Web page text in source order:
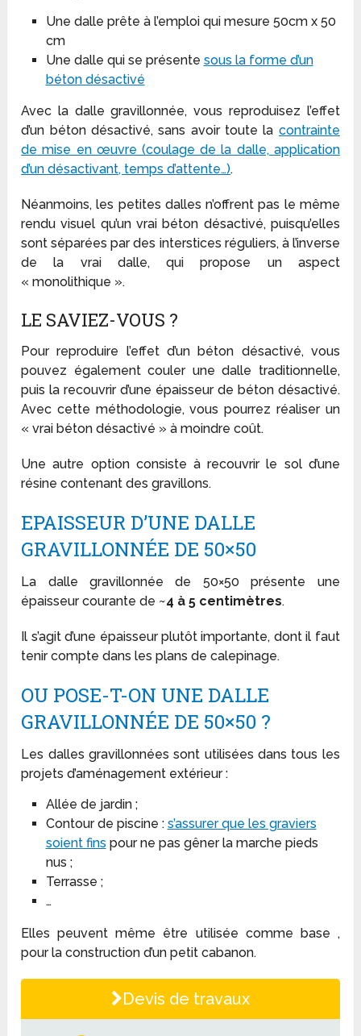
Une dalle prête à l’emploi qui mesure 50cm x 50
cm
Une dalle qui se présente sous la forme d’un
béton désactivé
Avec la dalle gravillonnée, vous reproduisez l’effet
d’un béton désactivé, sans avoir toute la contrainte
de mise en œuvre (coulage de la dalle, application
d’un désactivant, temps d’attente…).
Néanmoins, les petites dalles n’offrent pas le même
rendu visuel qu’un vrai béton désactivé, puisqu’elles
sont séparées par des interstices réguliers, à l’inverse
de la vrai dalle, qui propose un aspect
« monolithique ».
LE SAVIEZ-VOUS ?
Pour reproduire l’effet d’un béton désactivé, vous
pouvez également couler une dalle traditionnelle,
puis la recouvrir d’une épaisseur de béton désactivé.
Avec cette méthodologie, vous pourrez réaliser un
« vrai béton désactivé » à moindre coût.
Une autre option consiste à recouvrir le sol d’une
résine contenant des gravillons.
EPAISSEUR D’UNE DALLE
GRAVILLONNÉE DE 50×50
La dalle gravillonnée de 50×50 présente une
épaisseur courante de ~4 à 5 centimètres.
Il s’agit d’une épaisseur plutôt importante, dont il faut
tenir compte dans les plans de calepinage.
OU POSE-T-ON UNE DALLE
GRAVILLONNÉE DE 50×50 ?
Les dalles gravillonnées sont utilisées dans tous les
projets d’aménagement extérieur :
Allée de jardin ;
Contour de piscine : s’assurer que les graviers
soient fins pour ne pas gêner la marche pieds
nus ;
Terrasse ;
…
Elles peuvent même être utilisée comme base ,
pour la construction d’un petit cabanon.
Devis de travaux